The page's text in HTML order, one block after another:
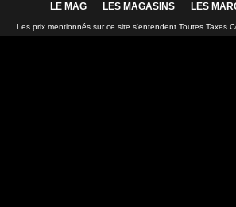
LE MAG LES MAGASINS LES
Les prix mentionnés sur ce site s'entendent Toutes Taxes